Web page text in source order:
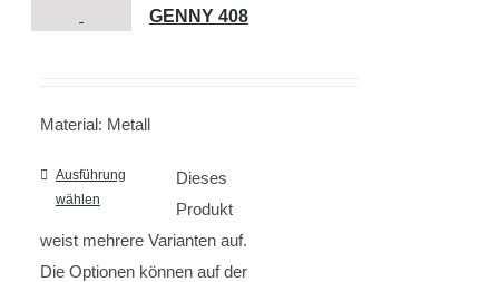
GENNY 408
Material: Metall
Ausführung
wählen
Dieses
Produkt
weist mehrere Varianten auf.
Die Optionen können auf der